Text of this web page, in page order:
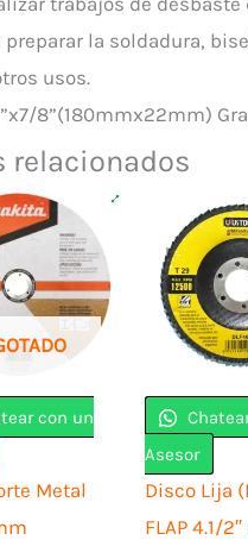
preparar la soldadura,
usos.
8”(180mmx22mm)
relacionados
con un
Metal
Asesor
Disco Lija
FLAP 4.1/